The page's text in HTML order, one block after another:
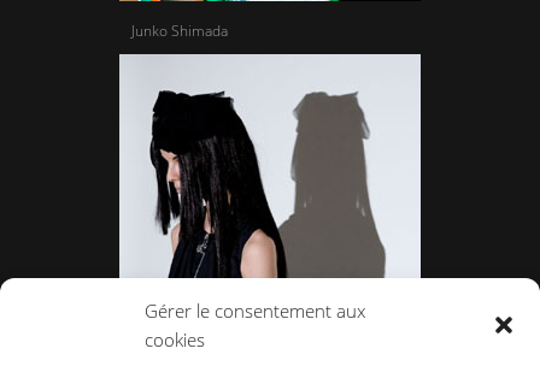
Gérer le consentement aux
cookies
Junko Shimada